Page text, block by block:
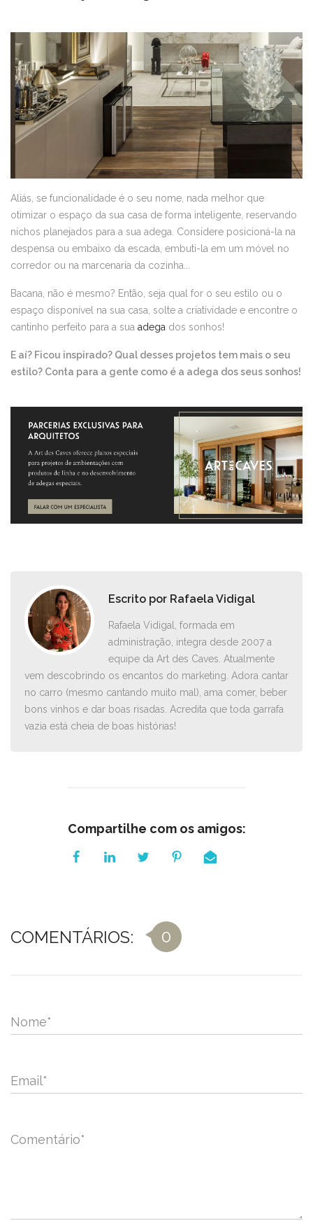
Aliás, se funcionalidade é o seu nome, nada melhor que
otimizar o espaço da sua casa de forma inteligente, reservando
nichos planejados para a sua adega. Considere posicioná-la na
despensa ou embaixo da escada, embuti-la em um móvel no
corredor ou na marcenaria da cozinha...
Bacana, não é mesmo? Então, seja qual for o seu estilo ou o
espaço disponível na sua casa, solte a criatividade e encontre o
cantinho perfeito para a sua adega dos sonhos!
E aí? Ficou inspirado? Qual desses projetos tem mais o seu
estilo? Conta para a gente como é a adega dos seus sonhos!
Escrito por Rafaela Vidigal
Rafaela Vidigal, formada em
administração, integra desde 2007 a
equipe da Art des Caves. Atualmente
vem descobrindo os encantos do marketing. Adora cantar
no carro ­(mesmo cantando muito mal), ama comer, beber
bons vinhos e dar boas risadas. Acredita que toda garrafa
vazia está cheia de boas histórias!
Compartilhe com os amigos:
COMENTÁRIOS: 0
Nome*
Email*
Comentário*